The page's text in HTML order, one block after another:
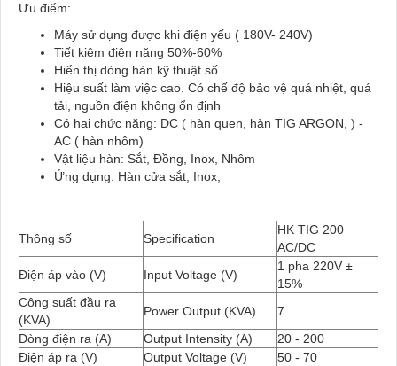
Ưu điểm:
Máy sử dụng được khi điện yếu ( 180V- 240V)
Tiết kiệm điện năng 50%-60%
Hiển thị dòng hàn kỹ thuật số
Hiệu suất làm việc cao. Có chế độ bảo vệ quá nhiệt, quá
tải, nguồn điện không ổn định
Có hai chức năng: DC ( hàn quen, hàn TIG ARGON, ) -
AC ( hàn nhôm)
Vật liệu hàn: Sắt, Đồng, Inox, Nhôm
Ứng dụng: Hàn cửa sắt, Inox,
Thông số Specification
HK TIG 200
AC/DC
Điện áp vào (V)
Input Voltage (V)
1 pha 220V ±
15%
Công suất đầu ra
(KVA)
Power Output (KVA)
7
Dòng điện ra (A)
Output Intensity (A)
20 - 200
Điện áp ra (V)
Output Voltage (V)
50 - 70